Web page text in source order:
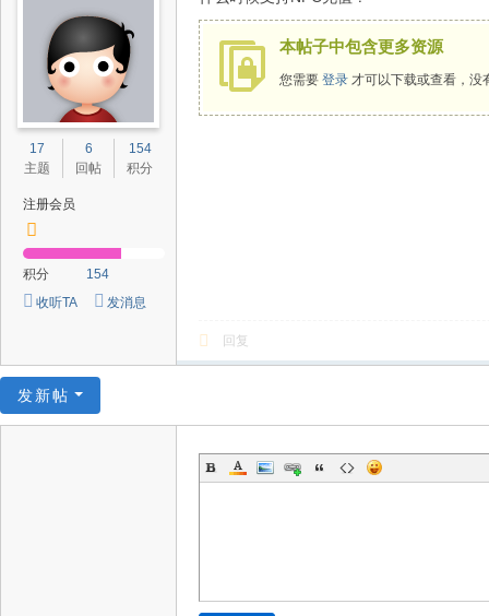
17
主题
6
回帖
154
积分
注册会员
积分
154
收听TA
发消息
本帖子中包含更多资源
您需要 登录 才可以下载或查看，没
回复
发新帖